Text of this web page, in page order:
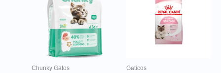
Chunky Gatos Gaticos